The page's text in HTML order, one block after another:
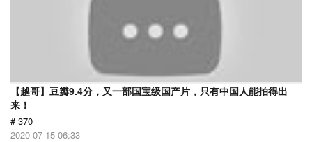
【越哥】豆瓣9.4分，又一部国宝级国产片，只有中国人能拍得出
来！
# 370
2020-07-15 06:33